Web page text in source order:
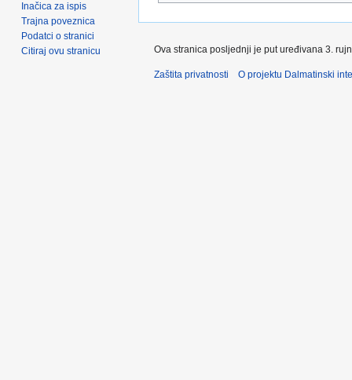
Inačica za ispis
Trajna poveznica
Podatci o stranici
Citiraj ovu stranicu
Ova stranica posljednji je put uređivana 3.
Zaštita privatnosti O projektu Dalmatinski